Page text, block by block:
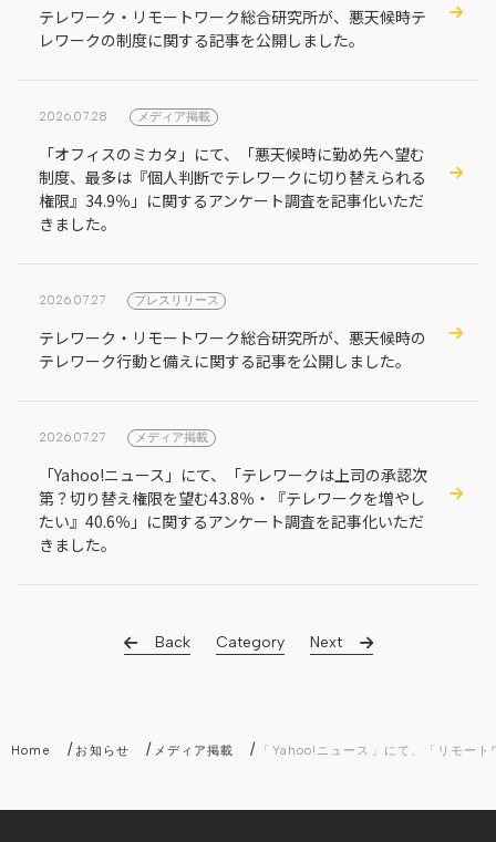
テレワーク・リモートワーク総合研究所が、悪天候時テ
レワークの制度に関する記事を公開しました。
2026.07.28 メディア掲載
「オフィスのミカタ」にて、「悪天候時に勤め先へ望む
制度、最多は『個人判断でテレワークに切り替えられる
権限』34.9％」に関するアンケート調査を記事化いただ
きました。
2026.07.27 プレスリリース
テレワーク・リモートワーク総合研究所が、悪天候時の
テレワーク行動と備えに関する記事を公開しました。
2026.07.27 メディア掲載
「Yahoo!ニュース」にて、「テレワークは上司の承認次
第？切り替え権限を望む43.8％・『テレワークを増やし
たい』40.6％」に関するアンケート調査を記事化いただ
きました。
Back Category Next
Home / お知らせ / メディア掲載 / 「Yahoo!ニュース」にて、「リモー